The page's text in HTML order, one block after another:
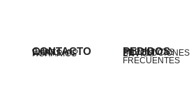
CONTACTO
HORARIOS
WHATSAPP
EMAIL PEDIDOS
ENVÍOS
DEVOLUCIONES
PREGUNTAS
FRECUENTES